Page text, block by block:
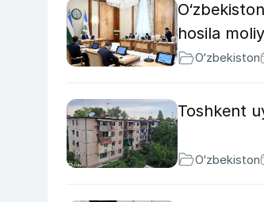
hosila
O‘zbekiston
Toshkent
O‘zbekiston